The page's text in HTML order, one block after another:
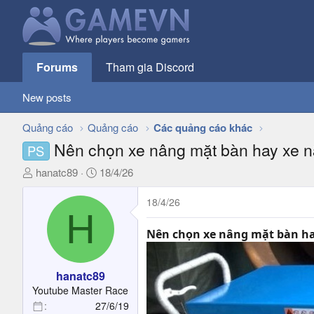
Forums Tham gia Discord
New posts
Quảng cáo Quảng cáo Các quảng cáo khác
PS Nên chọn xe nâng mặt bàn hay xe
T
a
r
hanatc89
N
à
i
18/4/26
H
hanatc89
Youtube Master Race
27/6/19
18/4/26
Nên chọn xe nâng mặt bàn